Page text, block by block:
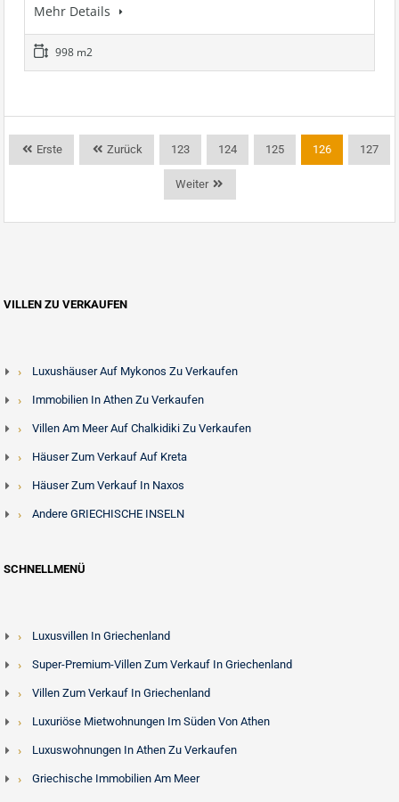
Mehr Details
998 m2
Erste Zurück 123 124 125 126 127
Weiter
VILLEN ZU VERKAUFEN
Luxushäuser Auf Mykonos Zu Verkaufen
Immobilien In Athen Zu Verkaufen
Villen Am Meer Auf Chalkidiki Zu Verkaufen
Häuser Zum Verkauf Auf Kreta
Häuser Zum Verkauf In Naxos
Andere GRIECHISCHE INSELN
SCHNELLMENÜ
Luxusvillen In Griechenland
Super-Premium-Villen Zum Verkauf In Griechenland
Villen Zum Verkauf In Griechenland
Luxuriöse Mietwohnungen Im Süden Von Athen
Luxuswohnungen In Athen Zu Verkaufen
Griechische Immobilien Am Meer